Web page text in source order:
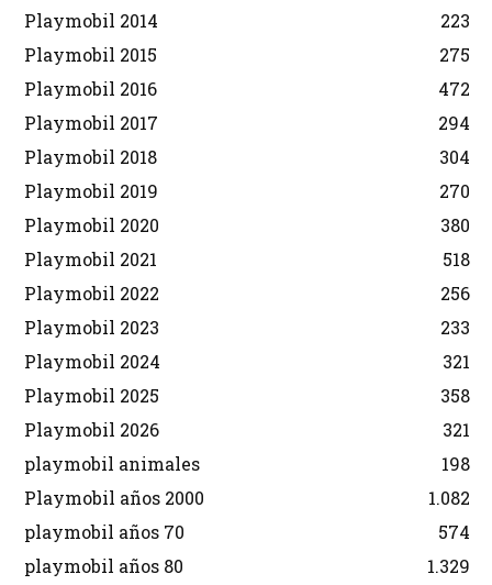
Playmobil 2014
223
Playmobil 2015
275
Playmobil 2016
472
Playmobil 2017
294
Playmobil 2018
304
Playmobil 2019
270
Playmobil 2020
380
Playmobil 2021
518
Playmobil 2022
256
Playmobil 2023
233
Playmobil 2024
321
Playmobil 2025
358
Playmobil 2026
321
playmobil animales
198
Playmobil años 2000
1.082
playmobil años 70
574
playmobil años 80
1.329